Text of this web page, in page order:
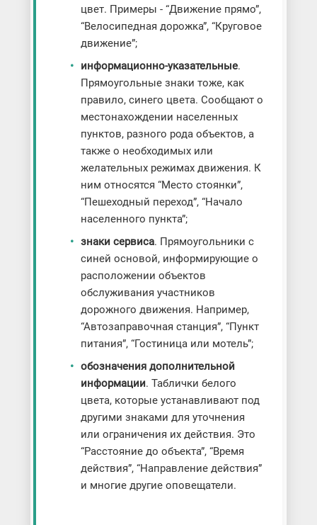
цвет. Примеры - “Движение прямо”,
“Велосипедная дорожка”, “Круговое
движение”;
информационно-указательные.
Прямоугольные знаки тоже, как
правило, синего цвета. Сообщают о
местонахождении населенных
пунктов, разного рода объектов, а
также о необходимых или
желательных режимах движения. К
ним относятся “Место стоянки”,
“Пешеходный переход”, “Начало
населенного пункта”;
знаки сервиса. Прямоугольники с
синей основой, информирующие о
расположении объектов
обслуживания участников
дорожного движения. Например,
“Автозаправочная станция”, “Пункт
питания”, “Гостиница или мотель”;
обозначения дополнительной
информации. Таблички белого
цвета, которые устанавливают под
другими знаками для уточнения
или ограничения их действия. Это
“Расстояние до объекта”, “Время
действия”, “Направление действия”
и многие другие оповещатели.